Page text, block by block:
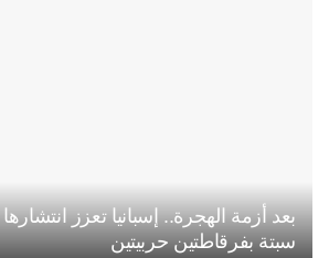
بعد أزمة الهجرة.. إسبانيا تعزز
سبتة بفرقاطتين حربيتين